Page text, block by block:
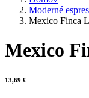
Moderné
Mexico Finca
Mexico
13,69 €